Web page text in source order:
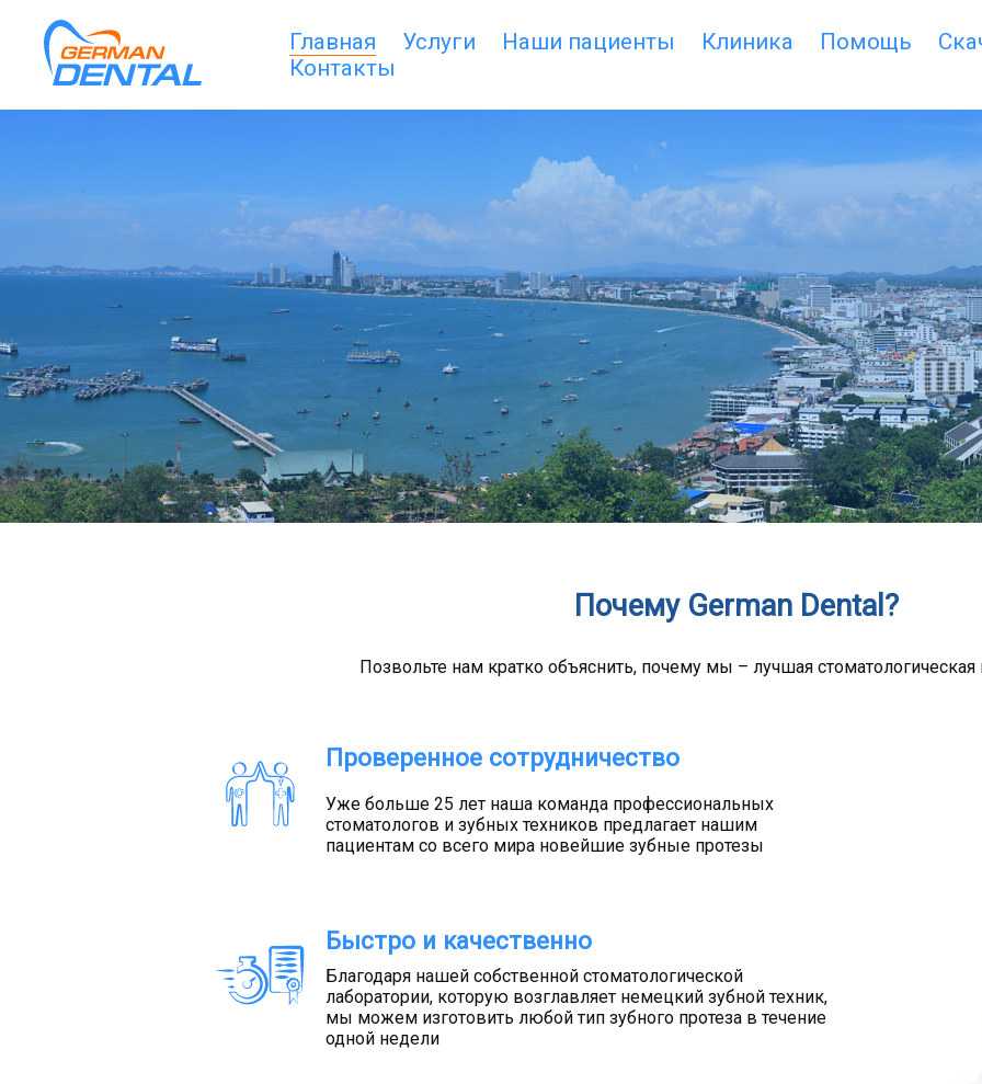
Главная Услуги Наши пациенты Клиника Помощь
Контакты
ГЛАВНАЯ
ПОМОЩЬ
СКАЧАТЬ
ПАРТНЁРЫ
КОНТАКТЫ
Почему German Dental?
Позвольте нам кратко объяснить, почему мы – лучшая стоматологическая
Проверенное сотрудничество
Уже больше 25 лет наша команда профессиональных
стоматологов и зубных техников предлагает нашим
пациентам со всего мира новейшие зубные протезы
Быстро и качественно
Благодаря нашей собственной стоматологической
лаборатории, которую возглавляет немецкий зубной техник,
мы можем изготовить любой тип зубного протеза в течение
одной недели